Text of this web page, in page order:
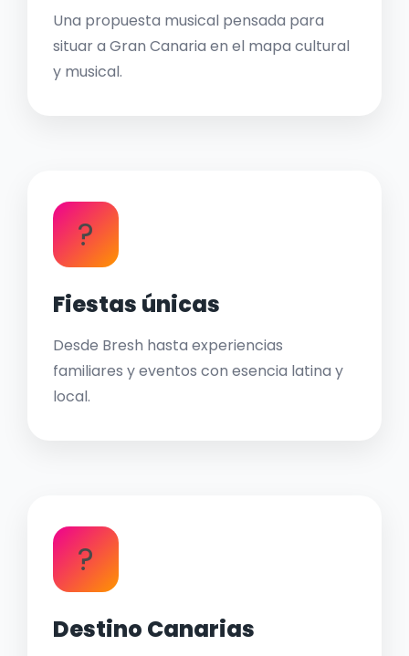
Una propuesta musical pensada para
situar a Gran Canaria en el mapa cultural
y musical.
?
Fiestas únicas
Desde Bresh hasta experiencias
familiares y eventos con esencia latina y
local.
?
Destino Canarias